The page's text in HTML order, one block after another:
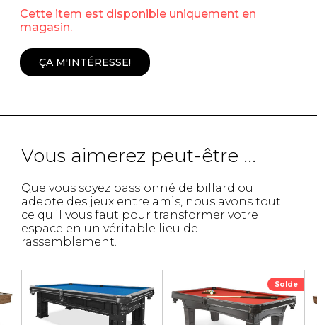
Cette item est disponible uniquement en
magasin.
ÇA M'INTÉRESSE!
Vous aimerez peut-être ...
Que vous soyez passionné de billard ou
adepte des jeux entre amis, nous avons tout
ce qu'il vous faut pour transformer votre
espace en un véritable lieu de
rassemblement.
Solde